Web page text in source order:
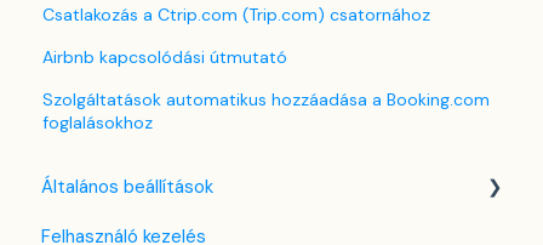
Csatlakozás a Ctrip.com (Trip.com) csatornához
Airbnb kapcsolódási útmutató
Szolgáltatások automatikus hozzáadása a Booking.com
foglalásokhoz
Általános beállítások
Nyelv beállítások
Felhasználó kezelés